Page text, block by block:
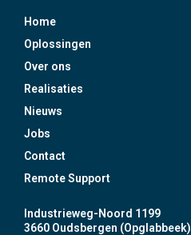
Home
Oplossingen
Over ons
Realisaties
Nieuws
Jobs
Contact
Remote Support
Industrieweg-Noord 1199
3660 Oudsbergen (Opglabbeek)